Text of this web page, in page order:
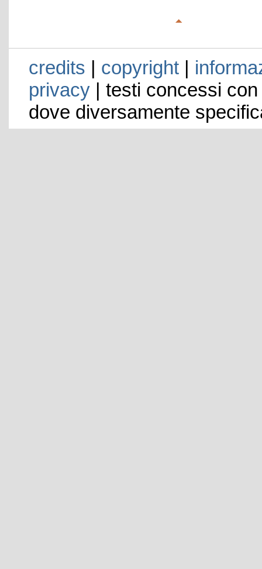
credits | copyright|
privacy| testi concessi
dove diversamente